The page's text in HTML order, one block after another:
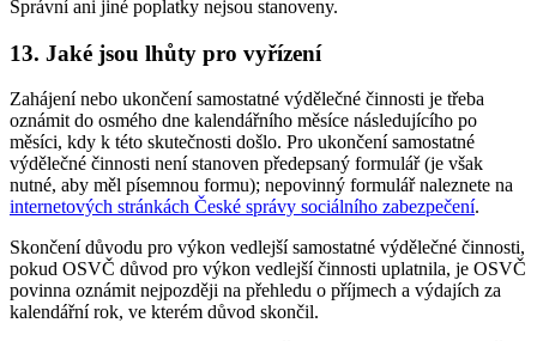
Správní ani jiné poplatky nejsou stanoveny.
13. Jaké jsou lhůty pro vyřízení
Zahájení nebo ukončení samostatné výdělečné činnosti je třeba
oznámit do osmého dne kalendářního měsíce následujícího po
měsíci, kdy k této skutečnosti došlo. Pro ukončení samostatné
výdělečné činnosti není stanoven předepsaný formulář (je však
nutné, aby měl písemnou formu); nepovinný formulář naleznete na
internetových stránkách České správy sociálního zabezpečení.
Skončení důvodu pro výkon vedlejší samostatné výdělečné činnosti,
pokud OSVČ důvod pro výkon vedlejší činnosti uplatnila, je OSVČ
povinna oznámit nejpozději na přehledu o příjmech a výdajích za
kalendářní rok, ve kterém důvod skončil.